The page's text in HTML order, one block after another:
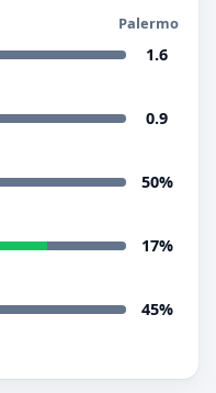
Palermo
1.6
0.9
50%
17%
45%